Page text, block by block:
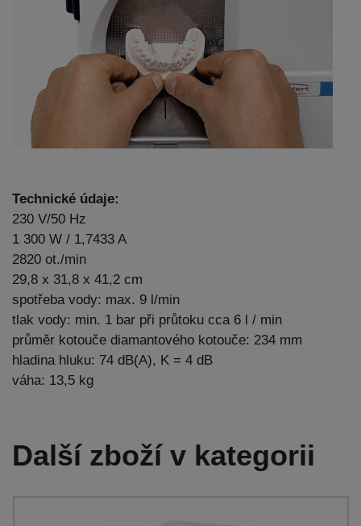
Technické údaje:
230 V/50 Hz
1 300 W / 1,7433 A
2820 ot./min
29,8 x 31,8 x 41,2 cm
spotřeba vody: max. 9 l/min
tlak vody: min. 1 bar při průtoku cca 6 l / min
průměr kotouče diamantového kotouče: 234 mm
hladina hluku: 74 dB(A), K = 4 dB
váha: 13,5 kg
Další zboží v kategorii